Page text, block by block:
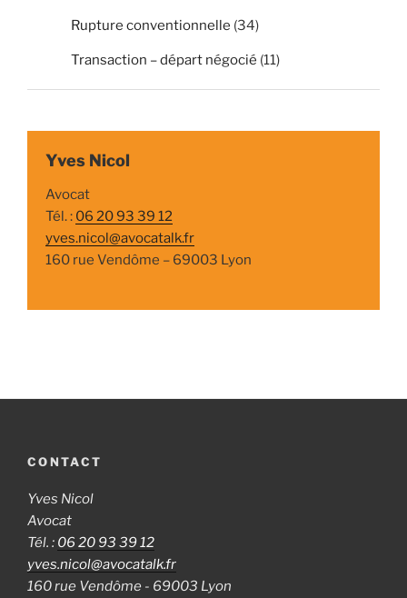
Rupture conventionnelle (34)
Transaction – départ négocié (11)
Yves Nicol
Avocat
Tél. : 06 20 93 39 12
yves.nicol@avocatalk.fr
160 rue Vendôme – 69003 Lyon
CONTACT
Yves Nicol
Avocat
Tél. : 06 20 93 39 12
yves.nicol@avocatalk.fr
160 rue Vendôme - 69003 Lyon